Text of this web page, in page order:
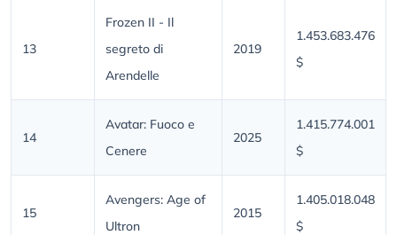
13
Frozen II - Il
segreto di
Arendelle
2019
1.453.683.476
$
14
Avatar: Fuoco e
Cenere
2025
1.415.774.001
$
15
Avengers: Age of
Ultron
2015
1.405.018.048
$